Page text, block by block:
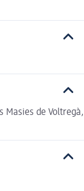
Masies de Voltregà,